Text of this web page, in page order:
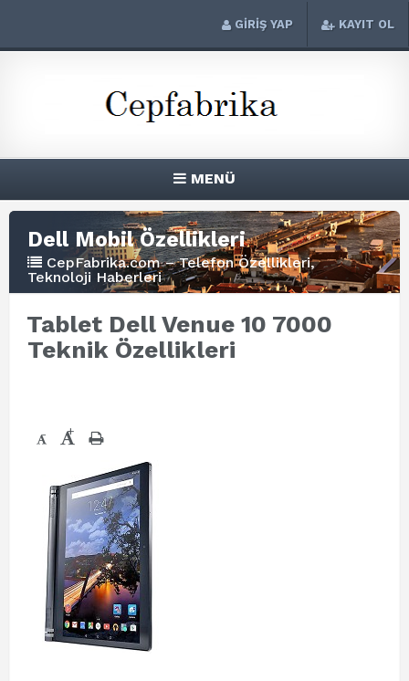
GİRİŞ YAP KAYIT OL
MENÜ
Dell Mobil Özellikleri
CepFabrika.com – Telefon Özellikleri,
Teknoloji Haberleri
Tablet Dell Venue 10 7000
Teknik Özellikleri
- +